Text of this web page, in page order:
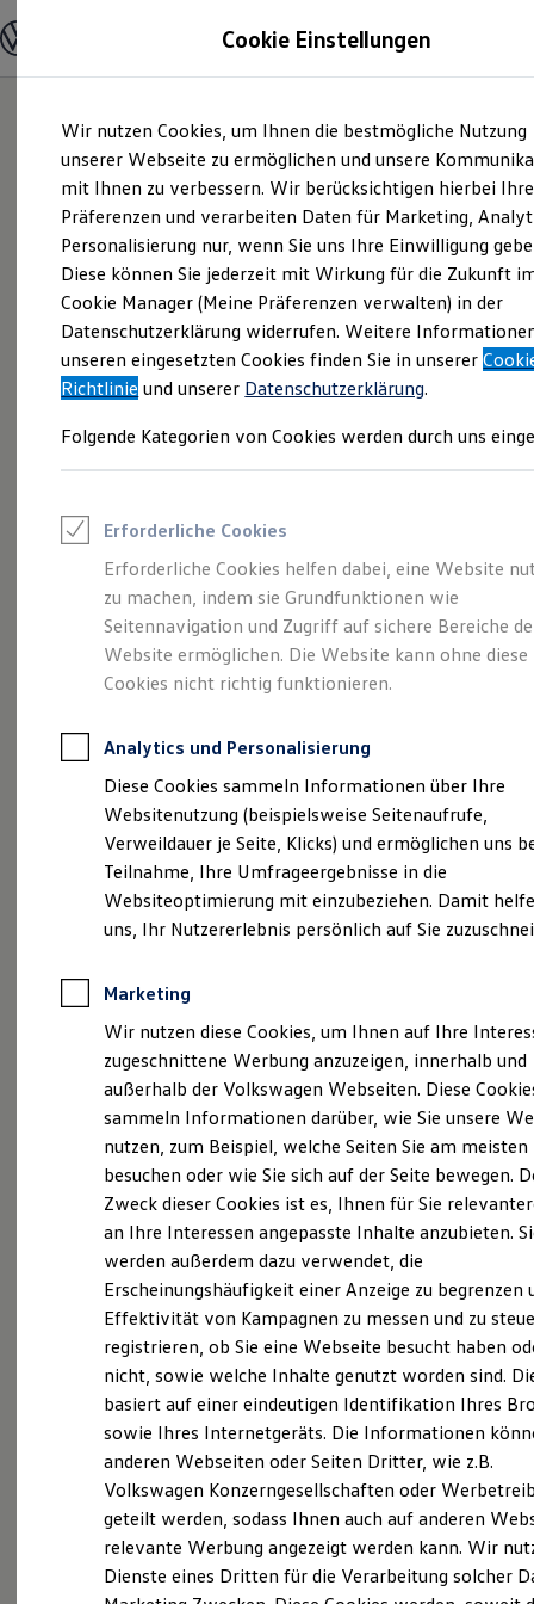
Hauptinhalt
springen
Footer
springen
Modelle und Konfigurator
Modelle vergleichen
Elektroautos
ENERGY Sondermodelle
Nutzfahrzeuge
SUV und CUV
Familienautos
Kombis
Kompaktwagen
Sportwagen
Schnell verfügbare Fahrzeuge
Angebote und Produkte
Aktuelle Angebote
E-Auto-Förderung
Volkswagen Marktplatz
Junge Gebrauchtwagen und Gebrauchtwagen
Saisonangebote
Leasing
Leasing-Angebote
Gebrauchtwagen Leasing
Junge Gebrauchtwagen-Leasing
Elektroauto Leasing
Kleinwagen-Leasing
Leasing ohne Anzahlung
Autokredit mit Schlussrate
Versicherungen und Garantien
Kfz-Versicherung
Restschuldversicherungen
Garantien
Wartungsverträge
Geschäftskunden
Professional Class bei Volkswagen
Großkunden
Behörden
Anpfiff zum Gewinn
Elektroautos
ID. Tutorials
Elektrofahrzeugkonzepte
Reichweite
Reichweite der ID. Modelle
Reichweite im Winter
Laden
Laden unterwegs
Laden Zuhause
Ladezeitensimulator
Batterie
Sicherheit
Garantie und Lebensdauer
Nachhaltigkeit
Technologie
Kosten und Kauf
Verbrauchskosten
Kaufoptionen
E-Auto-Förderung
Software und Konnektivität
Die ID. Software 6
ID. Software Versionen und Updates
Digitale Extras
Schnittstellen zu Ihrem ID.
Gepflegt, geprüft und
für gut befunden.
Volkswagen
Zertifizierte
Gebrauchtwagen.
(Impressum & Rechtliches)
Ganz selbstverständlich.Das
Gebrauchtwagen-
Leistungsversprechen.
Rundum sicher: der 360°Gebrauchtwagen-
Bevor ein VolkswagenZertifizierter
Gebrauchtwagenan unsere Kunden
übergeben wird, prüfen wir den Zustand
Cookie Einstellungen
Wir nutzen Cookies, um Ihnen die bestmögliche Nutzung
unserer Webseite zu ermöglichen und unsere
mit Ihnen zu verbessern. Wir berücksichtigen hierbei Ihre
Präferenzen und verarbeiten Daten für Marketing,
Personalisierung nur, wenn Sie uns Ihre Einwilligung
Diese können Sie jederzeit mit Wirkung für die Zukunft
Cookie Manager (Meine Präferenzen verwalten) in der
Datenschutzerklärung widerrufen. Weitere
unseren eingesetzten Cookies finden Sie in unserer
Richtlinie und unserer Datenschutzerklärung.
Folgende Kategorien von Cookies werden durch uns
Erforderliche Cookies
Erforderliche Cookies helfen dabei, eine Website
zu machen, indem sie Grundfunktionen wie
Seitennavigation und Zugriff auf sichere Bereiche
Website ermöglichen. Die Website kann ohne diese
Cookies nicht richtig funktionieren.
Analytics und Personalisierung
Diese Cookies sammeln Informationen über Ihre
Websitenutzung (beispielsweise Seitenaufrufe,
Verweildauer je Seite, Klicks) und ermöglichen uns
Teilnahme, Ihre Umfrageergebnisse in die
Websiteoptimierung mit einzubeziehen. Damit
uns, Ihr Nutzererlebnis persönlich auf Sie
Marketing
Wir nutzen diese Cookies, um Ihnen auf Ihre
zugeschnittene Werbung anzuzeigen, innerhalb und
außerhalb der Volkswagen Webseiten. Diese
sammeln Informationen darüber, wie Sie unsere
nutzen, zum Beispiel, welche Seiten Sie am meisten
besuchen oder wie Sie sich auf der Seite bewegen.
Zweck dieser Cookies ist es, Ihnen für Sie
an Ihre Interessen angepasste Inhalte anzubieten.
werden außerdem dazu verwendet, die
Erscheinungshäufigkeit einer Anzeige zu begrenzen
Effektivität von Kampagnen zu messen und zu
registrieren, ob Sie eine Webseite besucht haben
nicht, sowie welche Inhalte genutzt worden sind.
basiert auf einer eindeutigen Identifikation Ihres
sowie Ihres Internetgeräts. Die Informationen
anderen Webseiten oder Seiten Dritter, wie z.B.
Volkswagen Konzerngesellschaften oder
geteilt werden, sodass Ihnen auch auf anderen
relevante Werbung angezeigt werden kann. Wir
Dienste eines Dritten für die Verarbeitung solcher